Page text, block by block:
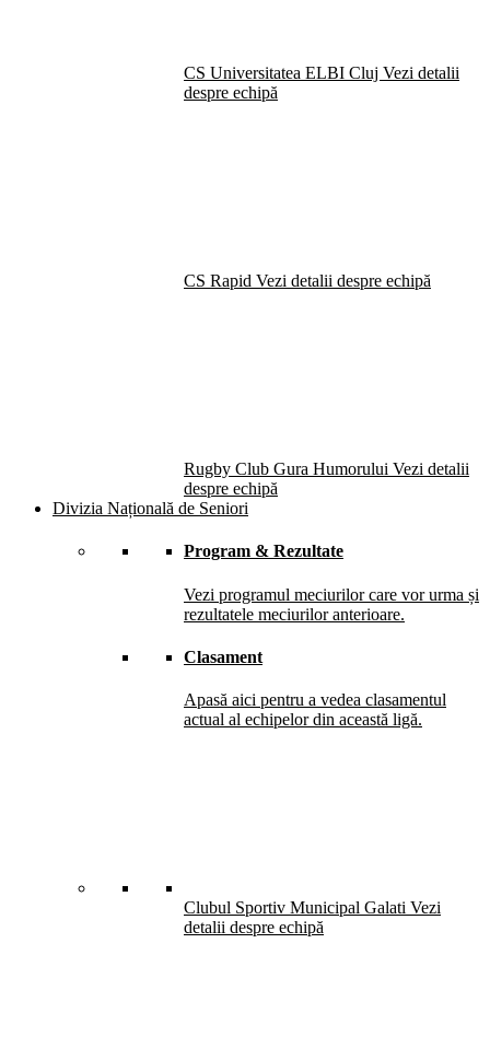
CS Universitatea ELBI Cluj Vezi detalii
despre echipă
CS Rapid Vezi detalii despre echipă
Rugby Club Gura Humorului Vezi detalii
despre echipă
Divizia Națională de Seniori
Program & Rezultate
Vezi programul meciurilor care vor urma și
rezultatele meciurilor anterioare.
Clasament
Apasă aici pentru a vedea clasamentul
actual al echipelor din această ligă.
Clubul Sportiv Municipal Galati Vezi
detalii despre echipă